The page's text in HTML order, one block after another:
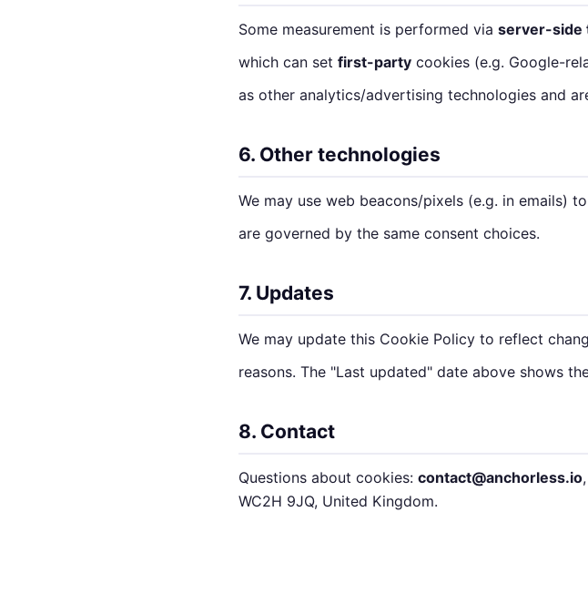
Some measurement is performed via server-side
which can set first-party cookies (e.g. Google-
as other analytics/advertising technologies and
6. Other technologies
We may use web beacons/pixels (e.g. in emails)
are governed by the same consent choices.
7. Updates
We may update this Cookie Policy to reflect
reasons. The "Last updated" date above shows
8. Contact
Questions about cookies: contact@anchorless.io
WC2H 9JQ, United Kingdom.